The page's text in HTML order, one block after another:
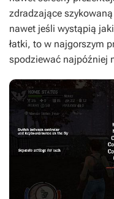
zdradzające
nawet jeśli wystąpią
łatki, to w najgorszym
spodziewać najpóźniej